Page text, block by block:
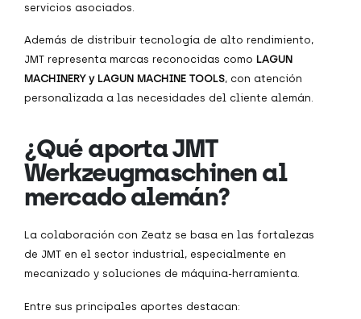
servicios asociados.
Además de distribuir tecnología de alto rendimiento,
JMT representa marcas reconocidas como LAGUN
MACHINERY y LAGUN MACHINE TOOLS, con atención
personalizada a las necesidades del cliente alemán.
¿Qué aporta JMT
Werkzeugmaschinen al
mercado alemán?
La colaboración con Zeatz se basa en las fortalezas
de JMT en el sector industrial, especialmente en
mecanizado y soluciones de máquina-herramienta.
Entre sus principales aportes destacan: